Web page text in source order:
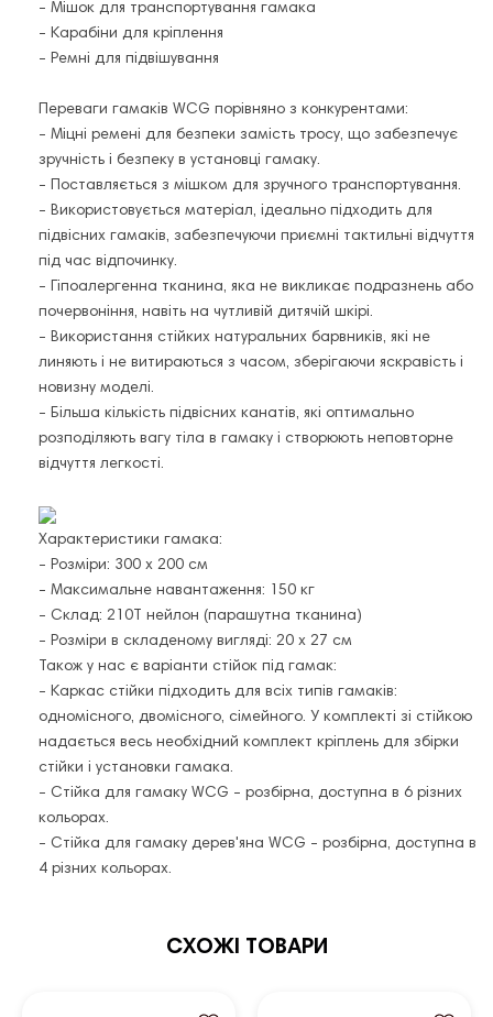
- Мішок для транспортування гамака
- Карабіни для кріплення
- Ремні для підвішування
Переваги гамаків WCG порівняно з конкурентами:
- Міцні ремені для безпеки замість тросу, що забезпечує
зручність і безпеку в установці гамаку.
- Поставляється з мішком для зручного транспортування.
- Використовується матеріал, ідеально підходить для
підвісних гамаків, забезпечуючи приємні тактильні відчуття
під час відпочинку.
- Гіпоалергенна тканина, яка не викликає подразнень або
почервоніння, навіть на чутливій дитячій шкірі.
- Використання стійких натуральних барвників, які не
линяють і не витираються з часом, зберігаючи яскравість і
новизну моделі.
- Більша кількість підвісних канатів, які оптимально
розподіляють вагу тіла в гамаку і створюють неповторне
відчуття легкості.
Характеристики гамака:
- Розміри: 300 х 200 см
- Максимальне навантаження: 150 кг
- Склад: 210Т нейлон (парашутна тканина)
- Розміри в складеному вигляді: 20 х 27 см
Також у нас є варіанти стійок під гамак:
- Каркас стійки підходить для всіх типів гамаків:
одномісного, двомісного, сімейного. У комплекті зі стійкою
надається весь необхідний комплект кріплень для збірки
стійки і установки гамака.
- Стійка для гамаку WCG - розбірна, доступна в 6 різних
кольорах.
- Стійка для гамаку дерев'яна WCG - розбірна, доступна в
4 різних кольорах.
СХОЖІ ТОВАРИ